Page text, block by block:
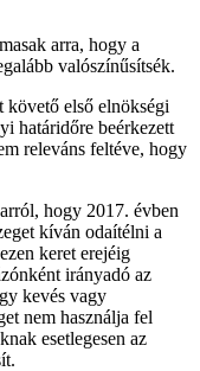
arra, hogy a
valószínűsítsék.
követő első elnökségi
határidőre beérkezett
releváns feltéve, hogy
hogy 2017. évben
kíván odaítélni a
keret erejéig
irányadó az
kevés vagy
nem használja fel
esetlegesen az